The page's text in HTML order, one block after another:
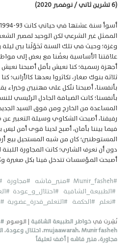
(6 تشرين ثاني / نوفمبر 2020)
الممثل غير الشرعي لكن الوحيد لمصير
وغزة؛ وحيث في تلك السنة تَحَوَّلْنا بين
علاقتنا الأساسية بعضُنا مع بعض إلى
أجهزة رسمية؛ كنا نعيش بأمل أصبحنا نعيش
ثلاثة بنوك صغار، تكاثروا بعدها كالأرانب؛
بأنفسنا، أصبحنا نتّكل على مهنيين وخبراء
بأنفسنا؛ كانت الضيافة الجادل الرئيسي
المساعدة من الخارج ومن فوق السيد
رفيقنا، أصبحت الشكاوي وسيلة التعبير
فيما بيننا بأمان، أصبح لدينا قوى أمن ليس
المستوطنين؛ كان من شبه المستحيل بيع
دون أن نعرف الشاري؛ كانت المجاورة
أصبحت المؤسسات تتدخل فينا بكل صغيرة
#Munir_fasheh #منير_فاشه #مجاورة
#الطبيعة_الشافية #احتلال_و_عودة
#تعلم
#الحكمة #التعلم_قدرة_عضوية
نُشِرت في خواطر الطبيعة الشافية | الوسوم: #education
mujaawarah،Munir fasheh ،احتلال وعودة،
مجاورة،منير فاشه |أضف تعليقاً